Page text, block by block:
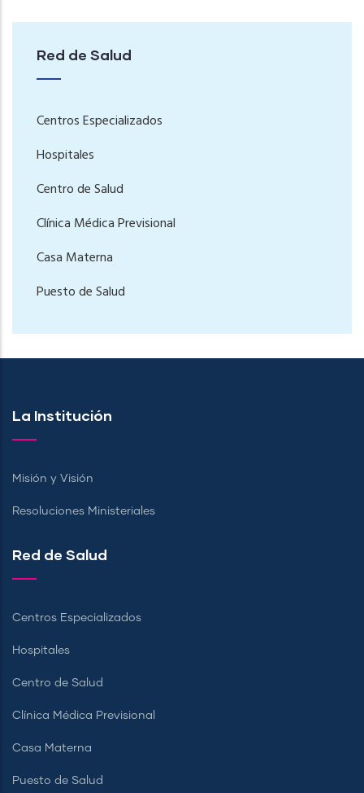
Red de Salud
Centros Especializados
Hospitales
Centro de Salud
Clínica Médica Previsional
Casa Materna
Puesto de Salud
La Institución
Misión y Visión
Resoluciones Ministeriales
Red de Salud
Centros Especializados
Hospitales
Centro de Salud
Clínica Médica Previsional
Casa Materna
Puesto de Salud